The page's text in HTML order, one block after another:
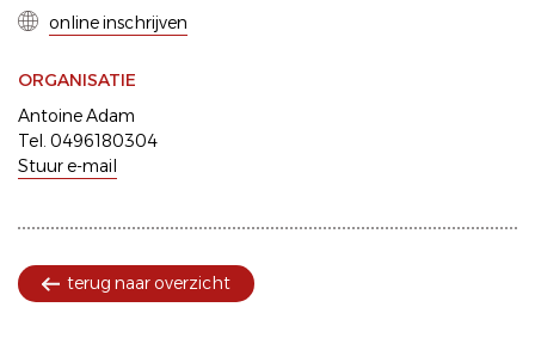
online inschrijven
ORGANISATIE
Antoine Adam
Tel. 0496180304
Stuur e-mail
terug naar overzicht